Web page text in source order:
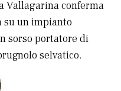
Vallagarina conferma
su un impianto
sorso portatore di
selvatico.